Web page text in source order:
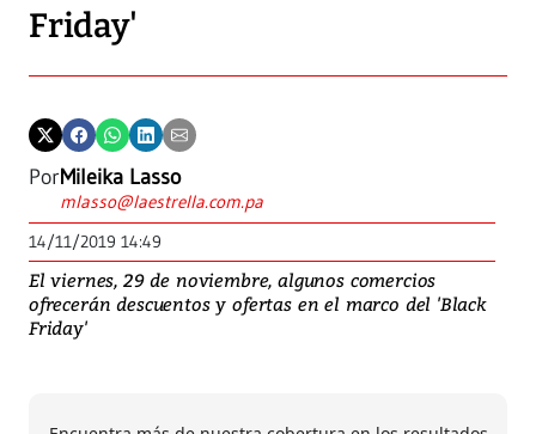
Friday'
PorMileika Lasso
mlasso@laestrella.com.pa
14/11/2019 14:49
El viernes, 29 de noviembre, algunos comercios
ofrecerán descuentos y ofertas en el marco del 'Black
Friday'